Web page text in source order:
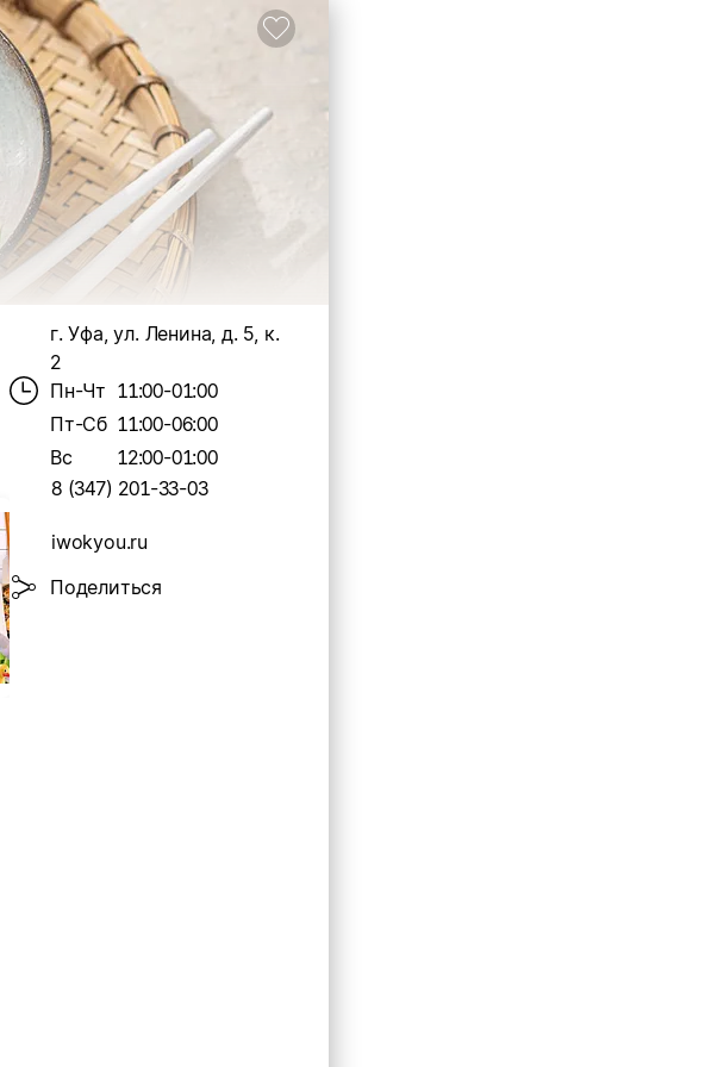
г. Уфа, ул. Ленина, д. 5, к.
2
Пн-Чт 11:00-01:00
Пт-Сб 11:00-06:00
Вс
12:00-01:00
8 (347) 201-33-03
iwokyou.ru
Поделиться